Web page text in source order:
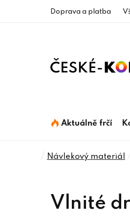
Doprava a platba
Aktuálně frčí
Domů
Návlekový materiál
Vlnité